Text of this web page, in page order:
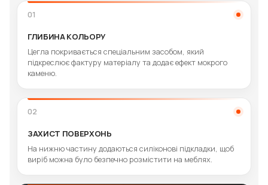
01
ГЛИБИНА КОЛЬОРУ
Цегла покривається спеціальним засобом, який
підкреслює фактуру матеріалу та додає ефект мокрого
каменю.
02
ЗАХИСТ ПОВЕРХОНЬ
На нижню частину додаються силіконові підкладки, щоб
виріб можна було безпечно розмістити на меблях.